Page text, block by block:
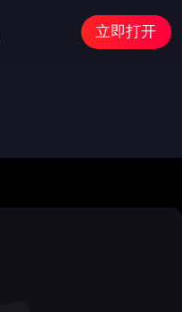
立即打开